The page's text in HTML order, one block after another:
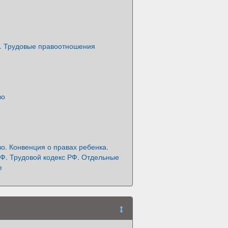
Трудовые правоотношения
Конвенция о правах ребенка.
Трудовой кодекс РФ. Отдельные